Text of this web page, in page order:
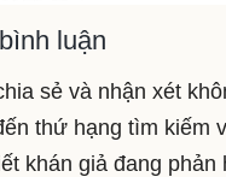
luận
sẻ và nhận xét
thứ hạng tìm kiếm
khán giả đang phản